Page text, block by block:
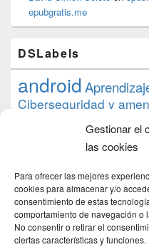
Gestionar el
las cookies
Para ofrecer las mejores
cookies para almacenar y/o
consentimiento de estas
comportamiento de navegación o
No consentir o retirar el
ciertas características y funciones.
epubgratis.me
DSLabels
android
Ciberseguridad y
datos debian
Formación
proyecto PS4 python
raspbian review
tecnológica
transmissiontutorial